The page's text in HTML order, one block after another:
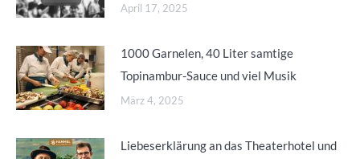
April 17, 2025
1000 Garnelen, 40 Liter samtige
Topinambur-Sauce und viel Musik
März 4, 2025
Liebeserklärung an das Theaterhotel und